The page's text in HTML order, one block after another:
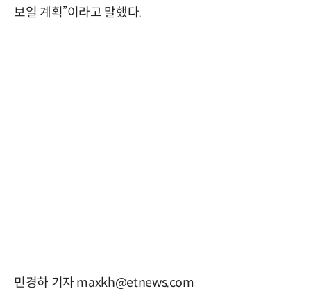
보일 계획”이라고 말했다.
민경하 기자 maxkh@etnews.com